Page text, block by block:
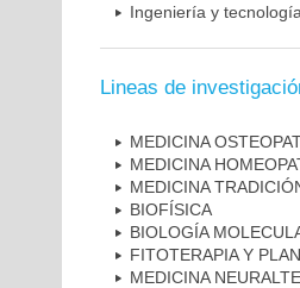
Ingeniería y
Lineas de
MEDICINA
MEDICINA
MEDICINA
BIOFÍSICA
BIOLOGÍA
FITOTERAPIA Y
MEDICINA